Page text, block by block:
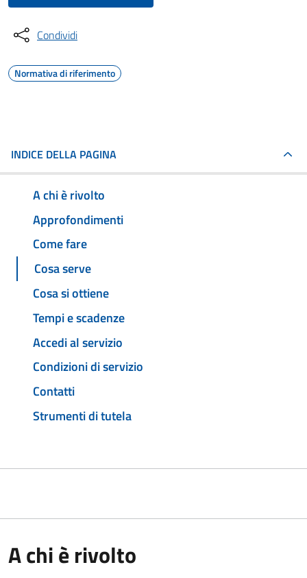
Condividi
Normativa di riferimento
INDICE DELLA PAGINA
A chi è rivolto
Approfondimenti
Come fare
Cosa serve
Cosa si ottiene
Tempi e scadenze
Accedi al servizio
Condizioni di servizio
Contatti
Strumenti di tutela
A chi è rivolto